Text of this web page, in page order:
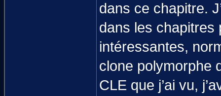
dans ce chapitre.
dans les chapitres
intéressantes,
clone polymorphe
CLE que j’ai vu,